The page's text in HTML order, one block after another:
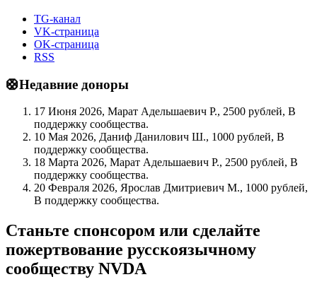
TG-канал
VK-страница
OK-страница
RSS
🛟Недавние доноры
17 Июня 2026, Марат Адельшаевич Р., 2500 рублей, В
поддержку сообщества.
10 Мая 2026, Даниф Данилович Ш., 1000 рублей, В
поддержку сообщества.
18 Марта 2026, Марат Адельшаевич Р., 2500 рублей, В
поддержку сообщества.
20 Февраля 2026, Ярослав Дмитриевич М., 1000 рублей,
В поддержку сообщества.
Станьте спонсором или сделайте
пожертвование русскоязычному
сообществу NVDA